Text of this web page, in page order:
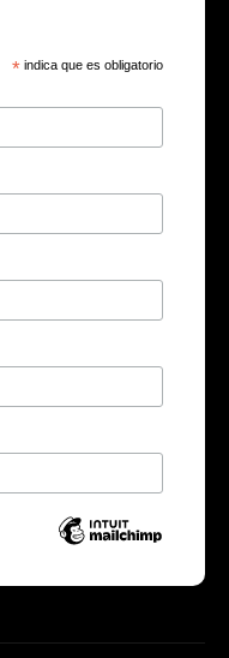
* indica que es obligatorio